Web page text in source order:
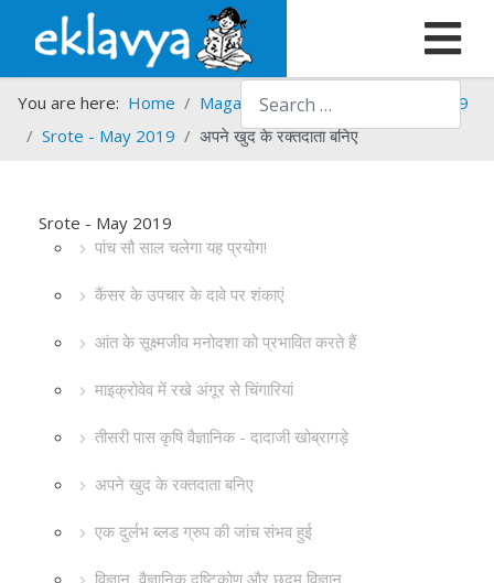
Search
You are here: Home Magazines Srote
Srote - 2019
Srote - May 2019
अपने खुद के रक्तदाता बनिए
Srote - May 2019
पांच सौ साल चलेगा यह प्रयोग!
कैंसर के उपचार के दावे पर शंकाएं
आंत के सूक्ष्मजीव मनोदशा को प्रभावित करते हैं
माइक्रोवेव में रखे अंगूर से चिंगारियां
तीसरी पास कृषि वैज्ञानिक - दादाजी खोब्रागड़े
अपने खुद के रक्तदाता बनिए
एक दुर्लभ ब्लड ग्रुप की जांच संभव हुई
विज्ञान, वैज्ञानिक दृष्टिकोण और छद्म विज्ञान